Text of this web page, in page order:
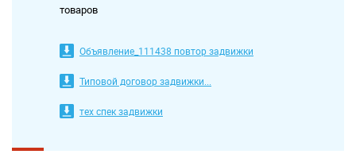
товаров
Объявление_111438 повтор задвижки
Типовой договор задвижки...
тех спек задвижки